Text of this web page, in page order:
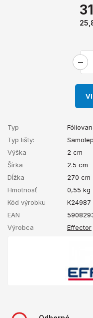
Typ
Typ lišty:
Výška
2 cm
Šírka
2.5 cm
Dĺžka
270 cm
Hmotnosť
0,55 kg
Kód výrobku
K24987
EAN
Výrobca
Effector